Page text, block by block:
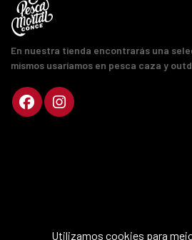
En nuestra tienda encontrarás una
mismos usaríamos en pesca caza y
Utilizamos cookies para